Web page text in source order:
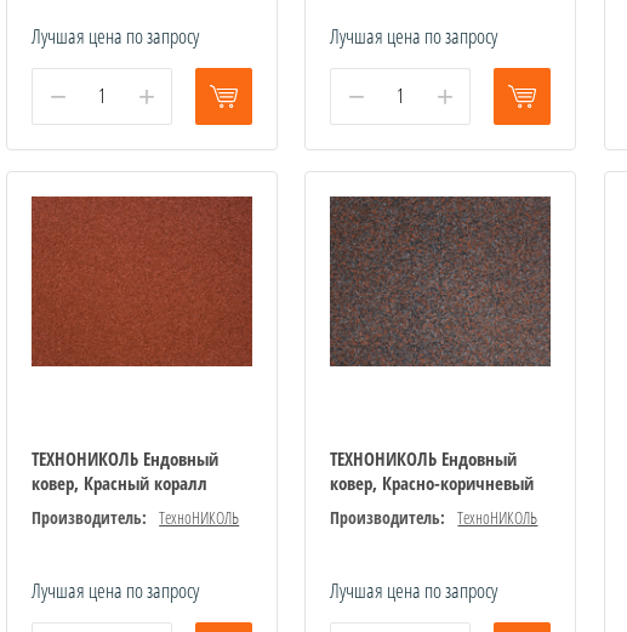
Лучшая цена по запросу
− +
Лучшая цена по запросу
− +
ТЕХНОНИКОЛЬ Ендовный
ковер, Красный коралл
Производитель: ТехноНИКОЛЬ
Лучшая цена по запросу
ТЕХНОНИКОЛЬ Ендовный
ковер, Красно-коричневый
Производитель: ТехноНИКОЛЬ
Лучшая цена по запросу